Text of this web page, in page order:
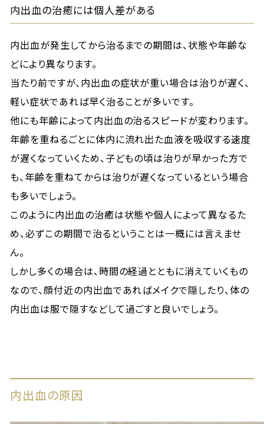
内出血の治癒には個人差がある
内出血が発生してから治るまでの期間は、状態や年齢な
どにより異なります。
当たり前ですが、内出血の症状が重い場合は治りが遅く、
軽い症状であれば早く治ることが多いです。
他にも年齢によって内出血の治るスピードが変わります。
年齢を重ねるごとに体内に流れ出た血液を吸収する速度
が遅くなっていくため、子どもの頃は治りが早かった方で
も、年齢を重ねてからは治りが遅くなっているという場合
も多いでしょう。
このように内出血の治癒は状態や個人によって異なるた
め、必ずこの期間で治るということは一概には言えませ
ん。
しかし多くの場合は、時間の経過とともに消えていくもの
なので、顔付近の内出血であればメイクで隠したり、体の
内出血は服で隠すなどして過ごすと良いでしょう。
内出血の原因